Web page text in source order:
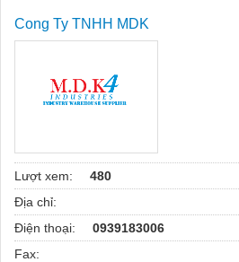
Cong Ty TNHH MDK
Lượt xem:
480
Địa chỉ:
Điện thoại:
0939183006
Fax: